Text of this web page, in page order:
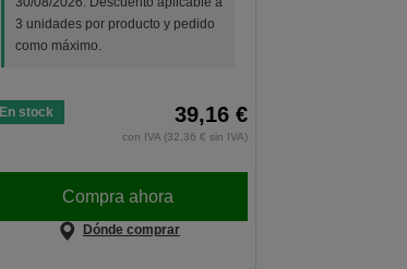
3 unidades por producto y pedido
como máximo.
En stock 39,16 €
con IVA (32,36 € sin IVA)
Compra ahora
Dónde comprar